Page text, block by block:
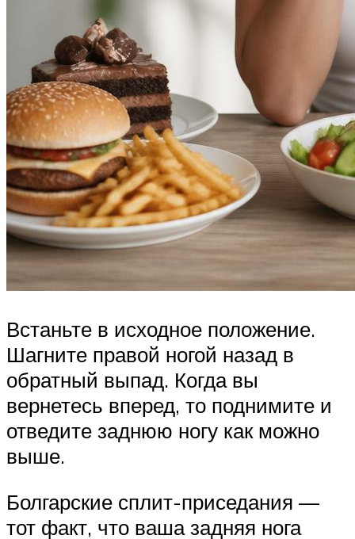
Встаньте в исходное положение.
Шагните правой ногой назад в
обратный выпад. Когда вы
вернетесь вперед, то поднимите и
отведите заднюю ногу как можно
выше.
Болгарские сплит-приседания —
тот факт, что ваша задняя нога